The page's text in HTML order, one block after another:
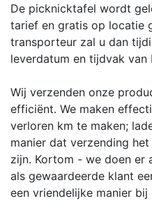
De picknicktafel wordt
tarief en gratis op locatie
transporteur zal u dan
leverdatum en tijdvak
Wij verzenden onze
efficiënt. We maken
verloren km te maken;
manier dat verzending
zijn. Kortom - we doen er
als gewaardeerde klant
een vriendelijke manier